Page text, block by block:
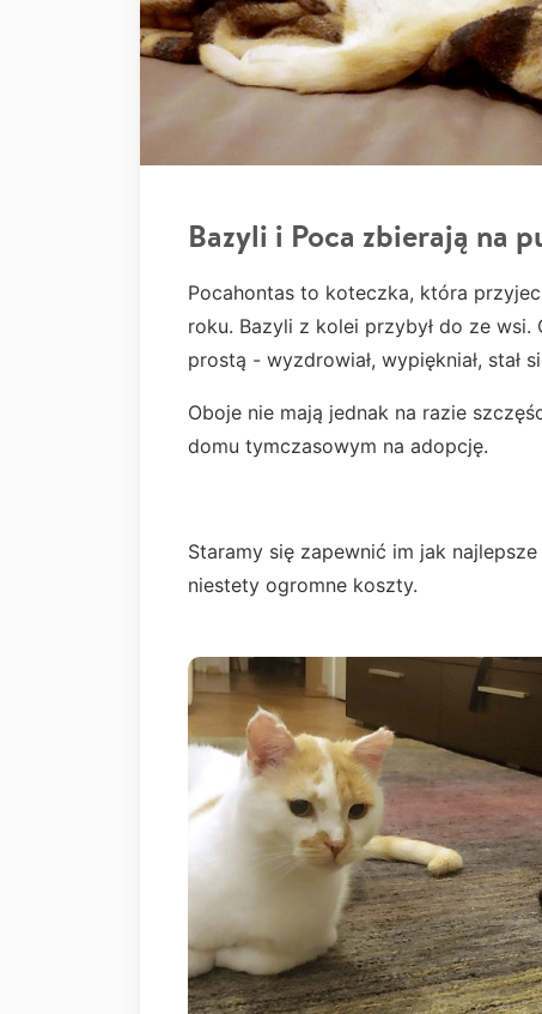
Bazyli i Poca zbierają na
Pocahontas to koteczka, która
roku. Bazyli z kolei przybył do ze wsi.
prostą - wyzdrowiał, wypiękniał, stał
Oboje nie mają jednak na razie
domu tymczasowym na adopcję.
Staramy się zapewnić im jak
niestety ogromne koszty.